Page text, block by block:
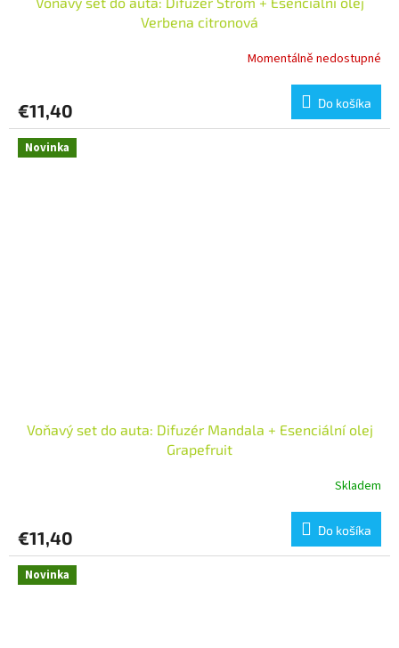
Verbena citronová
Momentálně nedostupné
€11,40 Do košíka
Novinka
Voňavý set do auta: Difuzér Mandala + Esenciální olej
Grapefruit
Skladem
€11,40 Do košíka
Novinka